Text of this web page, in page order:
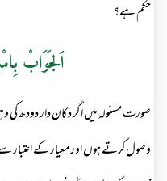
حکم ہے؟
اَلجَوَابْ
صورت مسئولہ میں اگر دکان دار دودھ کی
وصول کرتے ہوں اور معیار کے اعتبار سے